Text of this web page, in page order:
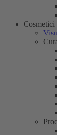
Cosmetici